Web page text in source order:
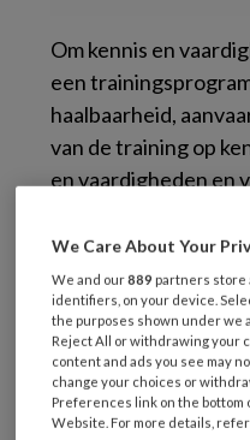
Om kennis en
een
haalbaarheid,
van de training op
en vaardigheden en
Training
Het
learning en een 4,5
trainingssessie. De
We Care About Your
We and our889 partners store
identifiers, on your device.
the purposes shown under we
Reject All or withdrawing your
content and ads you see may
change your choices or
Preferences link on the bottom
Website. For more details, refer